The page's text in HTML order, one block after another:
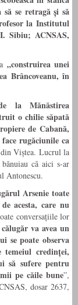
se retragă și să
la Institutul
Sibiu; ACNSAS,
„construirea unei
Brâncoveanu, în
la Mănăstirea
o chilie săpată
de Cabană,
rugăciunile ca
Viștea. Lucrul la
că aici s-ar
Antonescu.
Arsenie toate
acesta, care nu
conversațiile lor
va avea un
se poate observa
credinței,
să sufere pentru
pe căile bune”,
dosar 2637,